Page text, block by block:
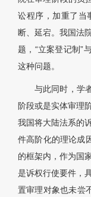
讼程序，加重了当
断、延宕。我国法
题，“立案登记制”
这种问题。
与此同时，学
阶段或是实体审理
我国将大陆法系的
件高阶化的理论成
的框架内，作为国
是诉权行使要件，
置审理对象也未尝